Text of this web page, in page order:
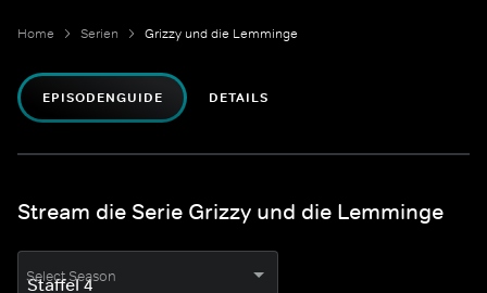
Home Serien Grizzy und die Lemminge
EPISODENGUIDE DETAILS
Stream die Serie Grizzy und die Lemminge
Select Season